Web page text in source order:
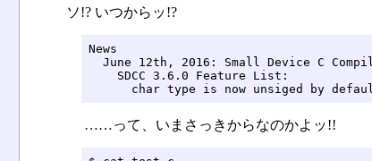
ソ!? いつからッ!?
News
June 12th, 2016: Small Device C
    SDCC 3.6.0 Feature List:
char type is now unsiged by
……って、いまさっきからなのかよッ!!